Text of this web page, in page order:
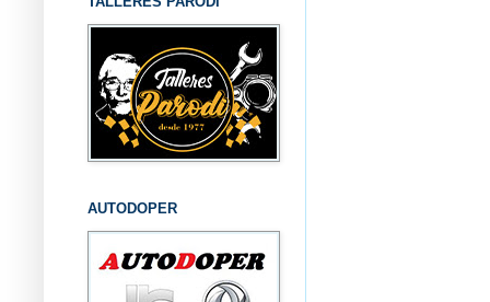
AUTODOPER